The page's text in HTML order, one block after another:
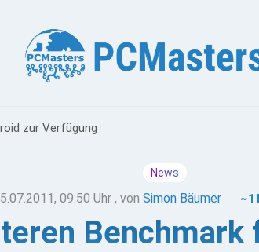
zur Verfügung
News
09:50 Uhr , vonSimon Bäumer ~1
Benchmark